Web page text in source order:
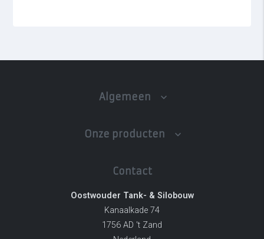
Algemeen
Onze producten
Contact
Oostwouder Tank- & Silobouw
Kanaalkade 74
1756 AD 't Zand